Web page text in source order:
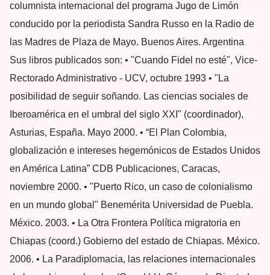
columnista internacional del programa Jugo de Limón
conducido por la periodista Sandra Russo en la Radio de
las Madres de Plaza de Mayo. Buenos Aires. Argentina
Sus libros publicados son: • "Cuando Fidel no esté", Vice-
Rectorado Administrativo - UCV, octubre 1993 • "La
posibilidad de seguir soñando. Las ciencias sociales de
Iberoamérica en el umbral del siglo XXI" (coordinador),
Asturias, España. Mayo 2000. • “El Plan Colombia,
globalización e intereses hegemónicos de Estados Unidos
en América Latina” CDB Publicaciones, Caracas,
noviembre 2000. • "Puerto Rico, un caso de colonialismo
en un mundo global" Benemérita Universidad de Puebla.
México. 2003. • La Otra Frontera Política migratoria en
Chiapas (coord.) Gobierno del estado de Chiapas. México.
2006. • La Paradiplomacia, las relaciones internacionales